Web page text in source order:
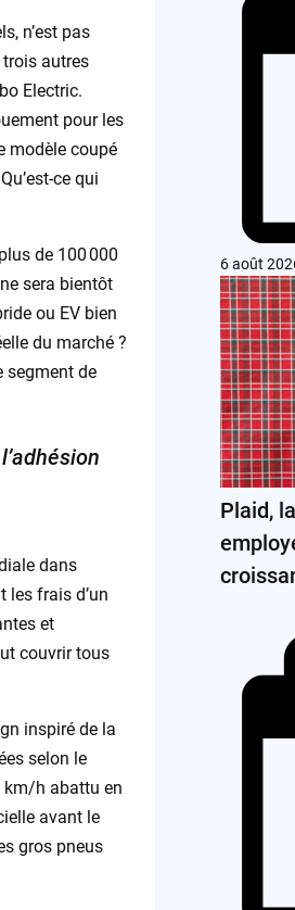
n’est pas
trois autres
Electric.
pour les
modèle coupé
ce qui
de 100 000
sera bientôt
ou EV bien
du marché ?
segment de
dans
les frais d’un
et
couvrir tous
inspiré de la
selon le
km/h abattu en
avant le
gros pneus
6 août
Plaid,